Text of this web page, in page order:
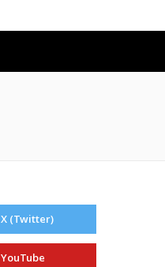
X (Twitter)
YouTube